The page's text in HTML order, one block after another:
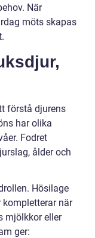
När
möts skapas
förstå djurens
har olika
Fodret
ålder och
Hösilage
när
mjölkkor eller
ger: